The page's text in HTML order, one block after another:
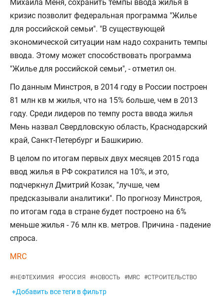
Михаила Меня, сохранить темпы ввода жилья в
кризис позволит федеральная программа "Жилье
для российской семьи". "В существующей
экономической ситуации нам надо сохранить темпы
ввода. Этому может способствовать программа
"Жилье для российской семьи", - отметил он.
По данным Минстроя, в 2014 году в России построен
81 млн кв м жилья, что на 15% больше, чем в 2013
году. Среди лидеров по темпу роста ввода жилья
Мень назвал Свердловскую область, Краснодарский
край, Санкт-Петербург и Башкирию.
В целом по итогам первых двух месяцев 2015 года
ввод жилья в РФ сократился на 10%, и это,
подчеркнул Дмитрий Козак, "лучше, чем
предсказывали аналитики". По прогнозу Минстроя,
по итогам года в стране будет построено на 6%
меньше жилья - 76 млн кв. метров. Причина - падение
спроса.
MRC
#НЕФТЕХИМИЯ #РОССИЯ #НОВОСТЬ #MRC #СТРОИТЕЛЬСТВО
+Добавить все теги в фильтр